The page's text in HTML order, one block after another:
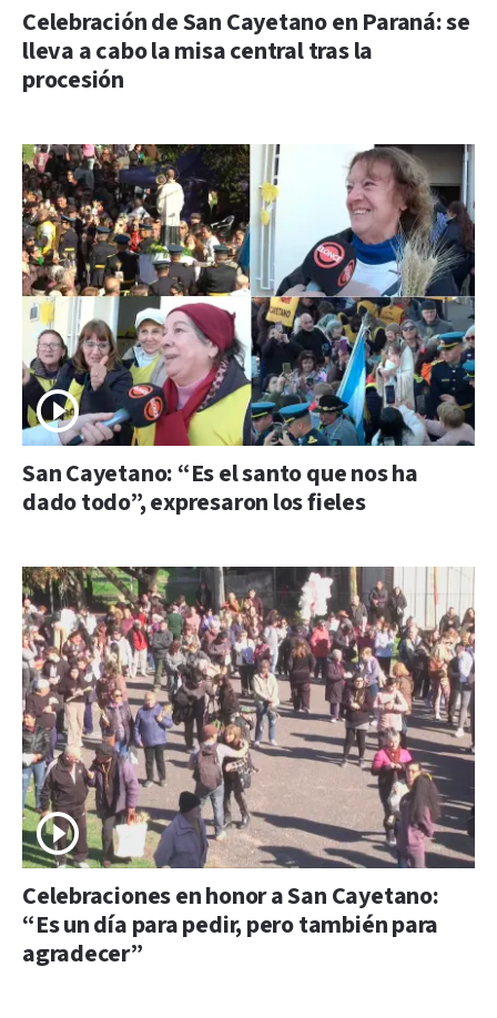
Celebración de San Cayetano en Paraná: se
lleva a cabo la misa central tras la
procesión
San Cayetano: “Es el santo que nos ha
dado todo”, expresaron los fieles
Celebraciones en honor a San Cayetano:
“Es un día para pedir, pero también para
agradecer”